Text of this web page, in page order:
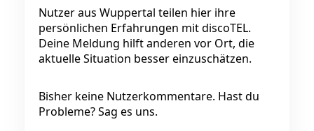
Nutzer aus Wuppertal teilen hier ihre
persönlichen Erfahrungen mit discoTEL.
Deine Meldung hilft anderen vor Ort, die
aktuelle Situation besser einzuschätzen.
Bisher keine Nutzerkommentare. Hast du
Probleme? Sag es uns.